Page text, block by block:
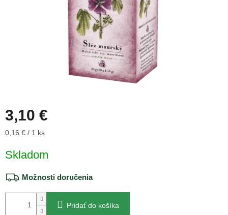
3,10 €
Jednotková
0,16 € / 1 ks
Skladom
Možnosti doručenia
Pridať do košíka